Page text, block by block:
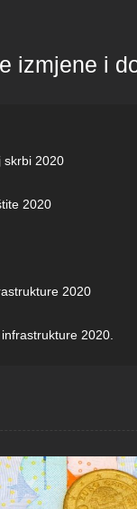
izmjene i
skrbi 2020
2020
2020
2020.